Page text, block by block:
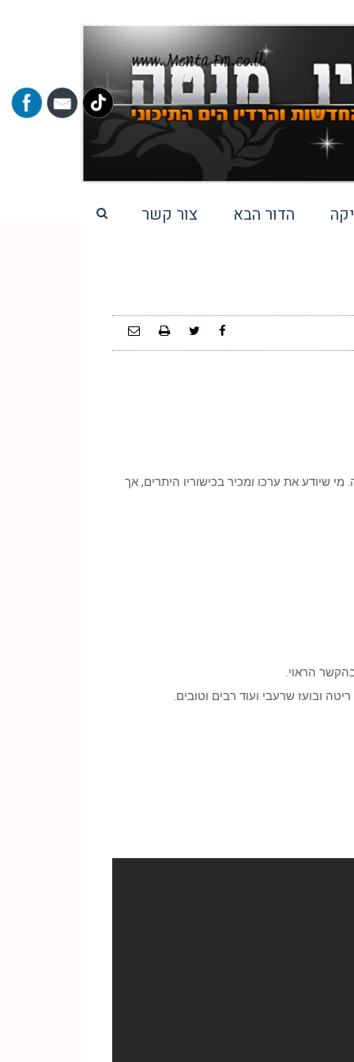
הדור הבא צור קשר
שיודע את ערכו ומכיר בכישוריו היתרים, אך
הראוי.
ובועז שרעבי ועוד רבים וטובים.